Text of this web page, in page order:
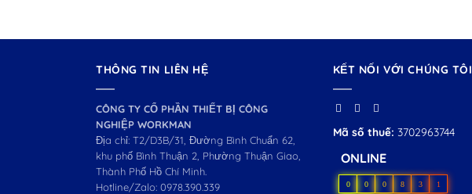
THÔNG TIN LIÊN HỆ
CÔNG TY CỔ PHẦN THIẾT BỊ CÔNG
NGHIỆP WORKMAN
Địa chỉ: T2/D3B/31, Đường Bình Chuẩn 62,
khu phố Bình Thuận 2, Phường Thuận Giao,
Thành Phố Hồ Chí Minh.
Hotline/Zalo: 0978.390.339
KẾT NỐI VỚI CHÚNG TÔI
Mã số thuế: 3702963744
ONLINE
0 0 0 8 3 1